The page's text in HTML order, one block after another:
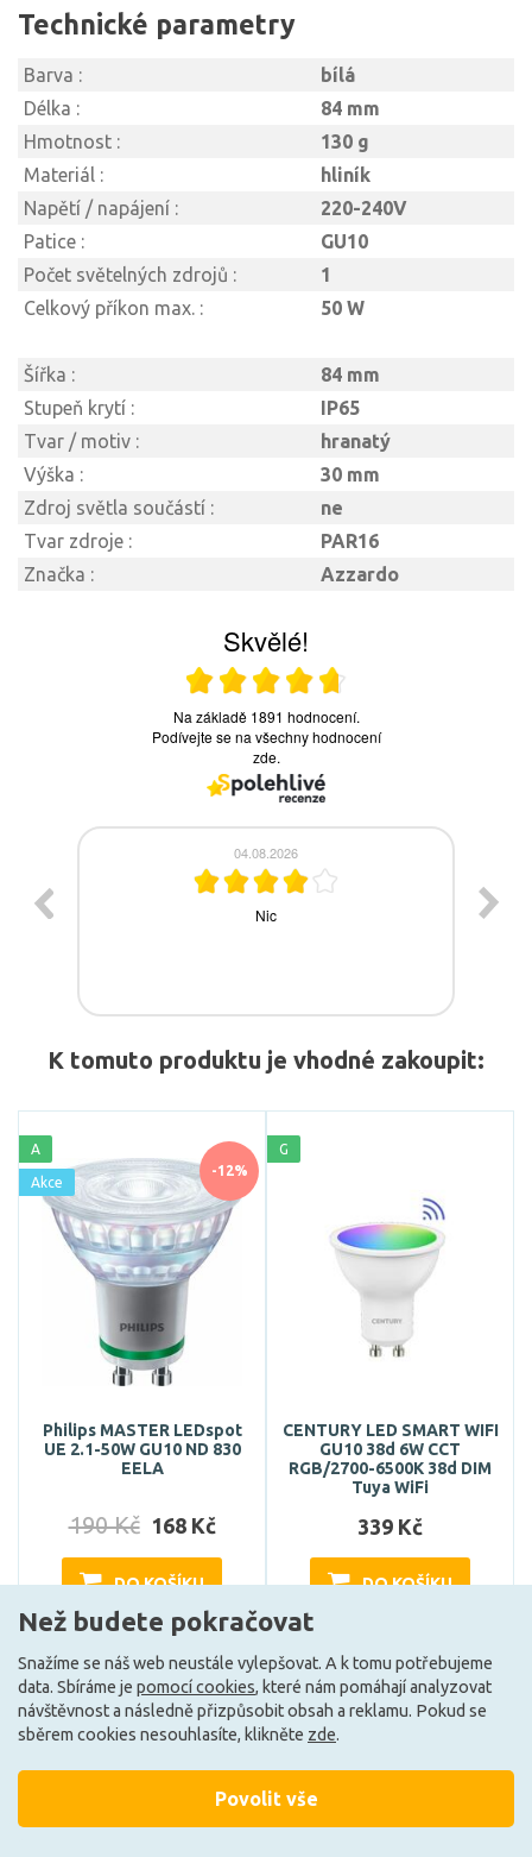
Technické parametry
Barva :
bílá
Délka :
84 mm
Hmotnost :
130 g
Materiál :
hliník
Napětí / napájení :
220-240V
Patice :
GU10
Počet světelných zdrojů :
1
Celkový příkon max. :
50 W
Šířka :
84 mm
Stupeň krytí :
IP65
Tvar / motiv :
hranatý
Výška :
30 mm
Zdroj světla součástí :
ne
Tvar zdroje :
PAR16
Značka :
Azzardo
K tomuto produktu je vhodné zakoupit:
-12%
A
Akce
Philips MASTER LEDspot
UE 2.1-50W GU10 ND 830
EELA
190 Kč 168 Kč
DO KOŠÍKU
Skladem e-shop (4 ks)
G
CENTURY LED SMART WIFI
GU10 38d 6W CCT
RGB/2700-6500K 38d DIM
Tuya WiFi
339 Kč
DO KOŠÍKU
Může být u Vás 18. 9.
G A
Než budete pokračovat
Snažíme se náš web neustále vylepšovat. A k tomu potřebujeme
data. Sbíráme je pomocí cookies, které nám pomáhají analyzovat
návštěvnost a následně přizpůsobit obsah a reklamu. Pokud se
sběrem cookies nesouhlasíte, klikněte zde.
Povolit vše